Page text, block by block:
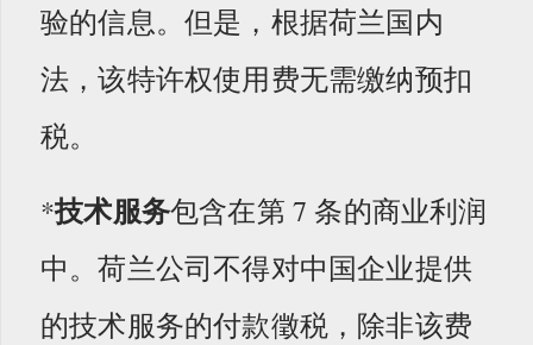
验的信息。但是，根据荷兰国内
法，该特许权使用费无需缴纳预扣
税。
*技术服务包含在第 7 条的商业利润
中。荷兰公司不得对中国企业提供
的技​​术服务的付款徵税，除非该费